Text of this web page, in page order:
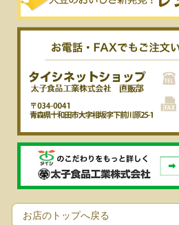
お店のトップへ戻る